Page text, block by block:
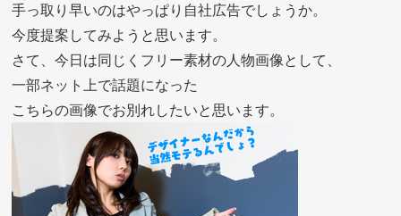
手っ取り早いのはやっぱり自社広告でしょうか。
今度提案してみようと思います。
さて、今日は同じくフリー素材の人物画像として、
一部ネット上で話題になった
こちらの画像でお別れしたいと思います。